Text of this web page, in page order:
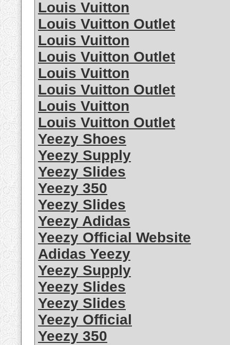
Louis Vuitton
Louis Vuitton Outlet
Louis Vuitton
Louis Vuitton Outlet
Louis Vuitton
Louis Vuitton Outlet
Louis Vuitton
Louis Vuitton Outlet
Yeezy Shoes
Yeezy Supply
Yeezy Slides
Yeezy 350
Yeezy Slides
Yeezy Adidas
Yeezy Official Website
Adidas Yeezy
Yeezy Supply
Yeezy Slides
Yeezy Slides
Yeezy Official
Yeezy 350